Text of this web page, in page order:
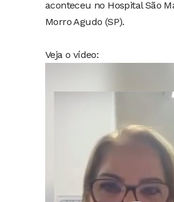
aconteceu no Hospital São
Morro Agudo (SP).
Veja o vídeo: